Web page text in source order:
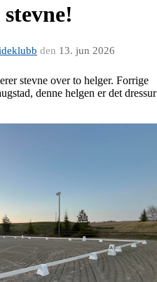
den 13. jun 2026
stevne over to helger. Forrige
denne helgen er det dressur